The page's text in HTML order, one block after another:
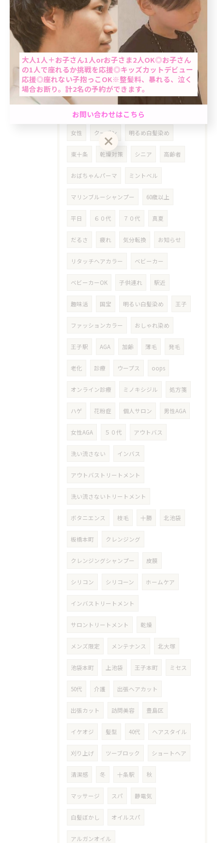
爽快感 ひんやり 冷んやり
ステップトリートメント 湿気対策
梅雨 今日は何の日
夏至 シリコン除去 本 再読
東野圭吾 ヘアアロン
ライン LINE らいん
女性 クーポン 明るめ白髪染め
東十条 乾燥対策 シニア 高齢者
おばちゃんパーマ ミントベル
マリンブルーシャンプー 60歳以上
平日 ６０代 ７０代 真夏
だるさ 疲れ 気分転換 お知らせ
リタッチヘアカラー ベビーカー
ベビーカーOK 子供連れ 駅近
趣味活 国宝 明るい白髪染め 王子
ファッションカラー おしゃれ染め
王子駅 AGA 加齢 薄毛 発毛
老化 診療 ウープス oops
オンライン診療 ミノキシジル 処方箋
ハゲ 花粉症 個人サロン 男性AGA
女性AGA ５０代 アウトバス
洗い流さない インバス
アウトバストリートメント
洗い流さないトリートメント
ボタニエンス 枝毛 十勝 北池袋
板橋本町 クレンジング
クレンジングシャンプー 皮膜
シリコン シリコーン ホームケア
インバストリートメント
サロントリートメント 乾燥
メンズ限定 メンテナンス 北大塚
池袋本町 上池袋 王子本町 ミセス
50代 介護 出張ヘアカット
出張カット 訪問美容 豊島区
イケオジ 髪型 40代 ヘアスタイル
刈り上げ ツーブロック ショートヘア
清潔感 冬 十条駅 秋
マッサージ スパ 静電気
白髪ぼかし オイルスパ
アルガンオイル
当日予約OK
クーポン一覧はこちら
大人1人＋お子さん1人orお子さま2人OK◎お子さん
の1人で座れるか挑戦を応援◎キッズカットデビュー
応援◎座れない子抱っこOK※整髪料、暴れる、泣く
場合お断り。計2名の予約ができます。
お問い合わせはこちら
男性限定★最短60分で完了のクイック白髪染め＆カ
ット☆「ちょっと気になる…」を気軽にケア。週末
前におすすめ◎自然で清潔感のある仕上がり☆
お問い合わせはこちら